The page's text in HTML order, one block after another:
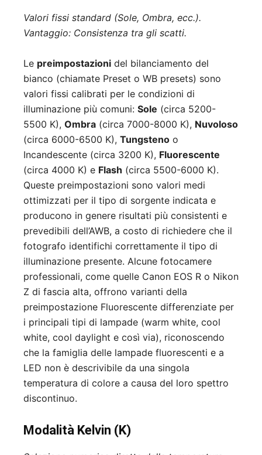
Valori fissi standard (Sole, Ombra, ecc.).
Vantaggio: Consistenza tra gli scatti.
Le preimpostazioni del bilanciamento del
bianco (chiamate Preset o WB presets) sono
valori fissi calibrati per le condizioni di
illuminazione più comuni: Sole (circa 5200-
5500 K), Ombra (circa 7000-8000 K), Nuvoloso
(circa 6000-6500 K), Tungsteno o
Incandescente (circa 3200 K), Fluorescente
(circa 4000 K) e Flash (circa 5500-6000 K).
Queste preimpostazioni sono valori medi
ottimizzati per il tipo di sorgente indicata e
producono in genere risultati più consistenti e
prevedibili dell’AWB, a costo di richiedere che il
fotografo identifichi correttamente il tipo di
illuminazione presente. Alcune fotocamere
professionali, come quelle Canon EOS R o Nikon
Z di fascia alta, offrono varianti della
preimpostazione Fluorescente differenziate per
i principali tipi di lampade (warm white, cool
white, cool daylight e così via), riconoscendo
che la famiglia delle lampade fluorescenti e a
LED non è descrivibile da una singola
temperatura di colore a causa del loro spettro
discontinuo.
Modalità Kelvin (K)